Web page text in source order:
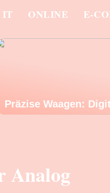
IT ONLINE E-
Präzise Waagen:
Analog